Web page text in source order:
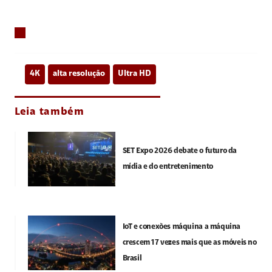
4K alta resolução Ultra HD
Leia também
SET Expo 2026 debate o futuro da
mídia e do entretenimento
IoT e conexões máquina a máquina
crescem 17 vezes mais que as móveis no
Brasil